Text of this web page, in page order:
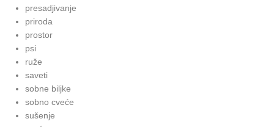
presadjivanje
priroda
prostor
psi
ruže
saveti
sobne biljke
sobno cveće
sušenje